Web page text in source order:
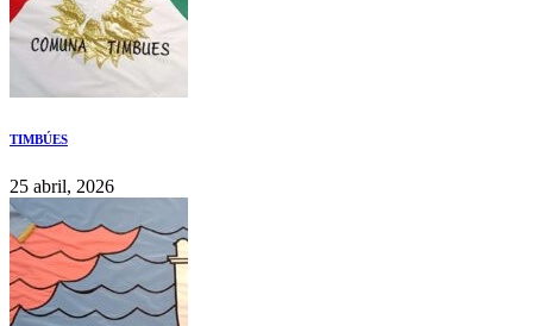
TIMBÚES
25 abril, 2026